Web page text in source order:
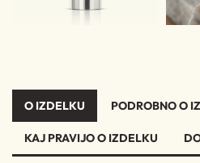
O IZDELKU PODROBNO O
KAJ PRAVIJO O IZDELKU